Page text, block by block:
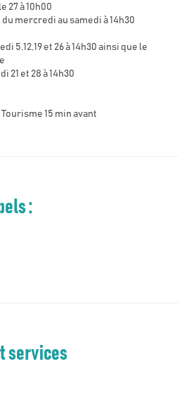
27 à 10h00
du mercredi au samedi à 14h30
5,12,19 et 26 à 14h30 ainsi que le
21 et 28 à 14h30
15 min avant
:
services